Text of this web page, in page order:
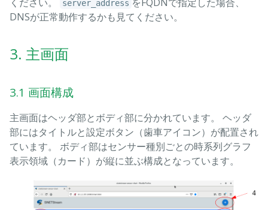
ください。
server_address をFQDNで指定した場合、
DNSが正常動作するかも見てください。
3. 主画面
3.1 画面構成
主画面はヘッダ部とボディ部に分かれています。 ヘッダ
部にはタイトルと設定ボタン（歯車アイコン）が配置され
ています。 ボディ部はセンサー種別ごとの時系列グラフ
表示領域（カード）が縦に並ぶ構成となっています。